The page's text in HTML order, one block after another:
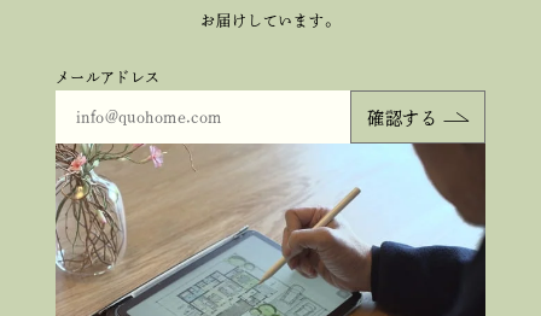
お届けしています。
メールアドレス